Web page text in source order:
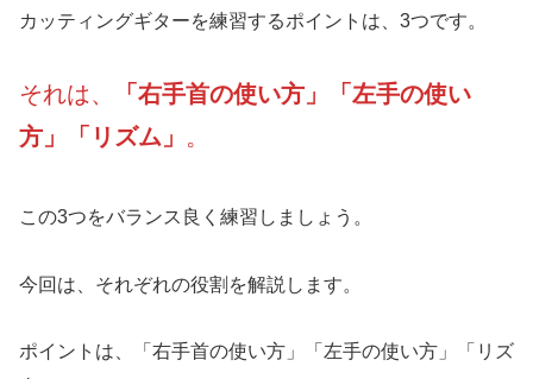
カッティングギターを練習するポイントは、3つです。
それは、
「右手首の使い方」「左手の使い
方」「リズム」 。
この3つをバランス良く練習しましょう。
今回は、それぞれの役割を解説します。
ポイントは、「右手首の使い方」「左手の使い方」「リズ